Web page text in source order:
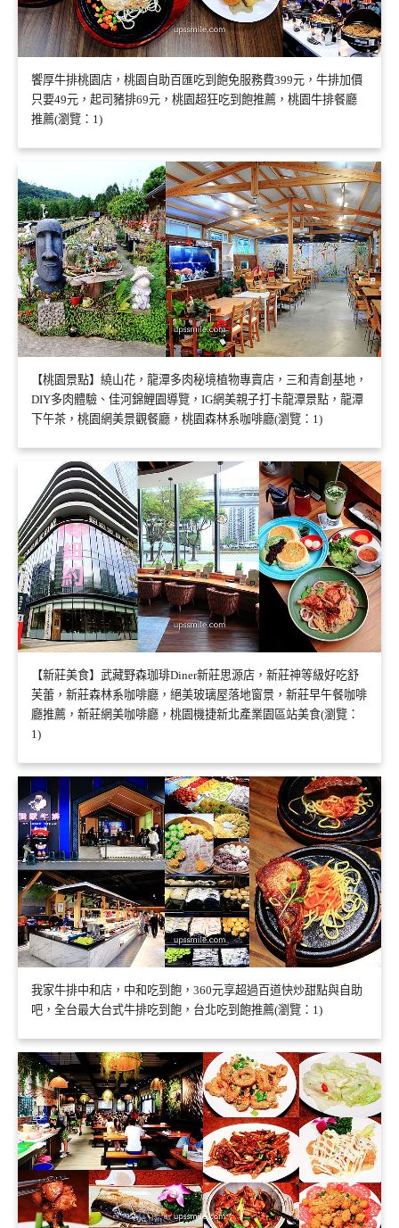
饗厚牛排桃園店，桃園自助百匯吃到飽免服務費399元，牛排加價
只要49元，起司豬排69元，桃園超狂吃到飽推薦，桃園牛排餐廳
推薦(瀏覽：1)
【桃園景點】繞山花，龍潭多肉秘境植物專賣店，三和青創基地，
DIY多肉體驗、佳河錦鯉園導覽，IG網美親子打卡龍潭景點，龍潭
下午茶，桃園網美景觀餐廳，桃園森林系咖啡廳(瀏覽：1)
【新莊美食】武藏野森珈琲Diner新莊思源店，新莊神等級好吃舒
芙蕾，新莊森林系咖啡廳，絕美玻璃屋落地窗景，新莊早午餐咖啡
廳推薦，新莊網美咖啡廳，桃園機捷新北產業園區站美食(瀏覽：
1)
我家牛排中和店，中和吃到飽，360元享超過百道快炒甜點與自助
吧，全台最大台式牛排吃到飽，台北吃到飽推薦(瀏覽：1)